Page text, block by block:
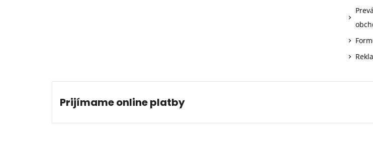
Prijímame online platby